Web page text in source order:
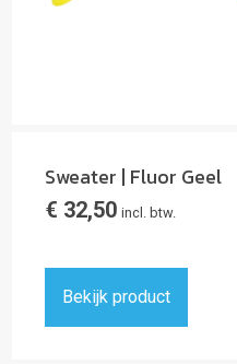
Sweater | Fluor Geel
€ 32,50 incl. btw.
Bekijk product